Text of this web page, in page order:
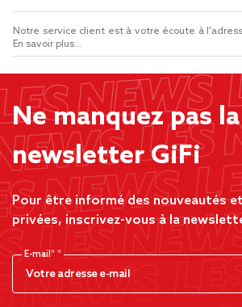
Notre service client est à votre écoute à
En savoir plus...
Ne manquez pas la
newsletter GiFi
Pour être informé des nouveautés
privées, inscrivez-vous à la
E-mail*